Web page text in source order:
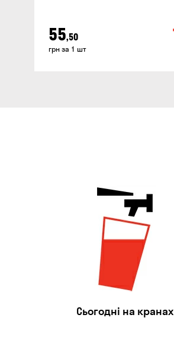
55,50
грн за 1 шт
Сьогодні на кранах